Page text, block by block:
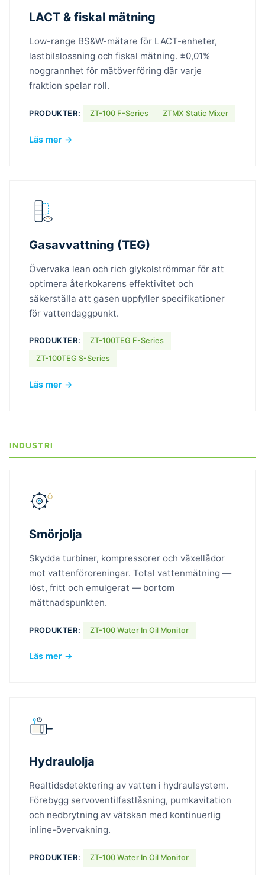
LACT & fiskal mätning
Low-range BS&W-mätare för LACT-enheter,
lastbilslossning och fiskal mätning. ±0,01%
noggrannhet för mätöverföring där varje
fraktion spelar roll.
PRODUKTER: ZT-100 F-Series ZTMX Static Mixer
Läs mer →
Gasavvattning (TEG)
Övervaka lean och rich glykolströmmar för att
optimera återkokarens effektivitet och
säkerställa att gasen uppfyller specifikationer
för vattendaggpunkt.
PRODUKTER:
ZT-100TEG F-Series
ZT-100TEG S-Series
Läs mer →
INDUSTRI
Smörjolja
Skydda turbiner, kompressorer och växellådor
mot vattenföroreningar. Total vattenmätning —
löst, fritt och emulgerat — bortom
mättnadspunkten.
PRODUKTER: ZT-100 Water In Oil Monitor
Läs mer →
Hydraulolja
Realtidsdetektering av vatten i hydraulsystem.
Förebygg servoventilfastlåsning, pumkavitation
och nedbrytning av vätskan med kontinuerlig
inline-övervakning.
PRODUKTER: ZT-100 Water In Oil Monitor